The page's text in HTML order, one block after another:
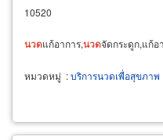
10520
นวดแก้อาการ,นวดจัดกระดูก,แก้อ
หมวดหมู่ :บริการนวดเพื่อสุขภาพ